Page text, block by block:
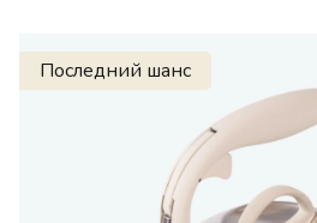
Последний шанс